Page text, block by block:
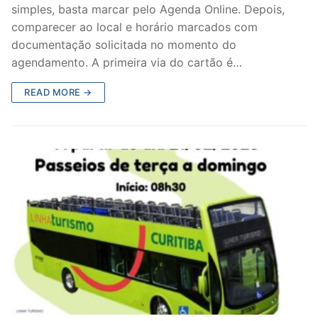
simples, basta marcar pelo Agenda Online. Depois,
comparecer ao local e horário marcados com
documentação solicitada no momento do
agendamento. A primeira via do cartão é…
READ MORE →